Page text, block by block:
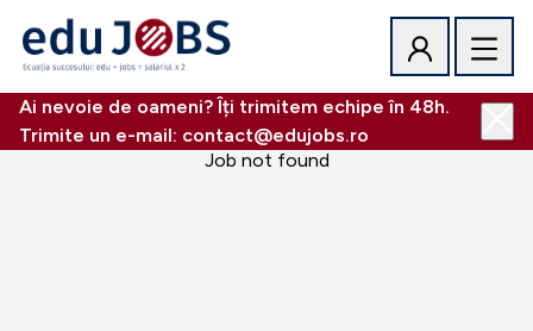
Ai nevoie de oameni? Îți trimitem echipe în 48h.
Trimite un e-mail: contact@edujobs.ro
Job not found